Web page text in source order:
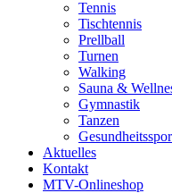
Tennis
Tischtennis
Prellball
Turnen
Walking
Sauna &
Gymnastik
Tanzen
Aktuelles
Kontakt
MTV-Onlineshop